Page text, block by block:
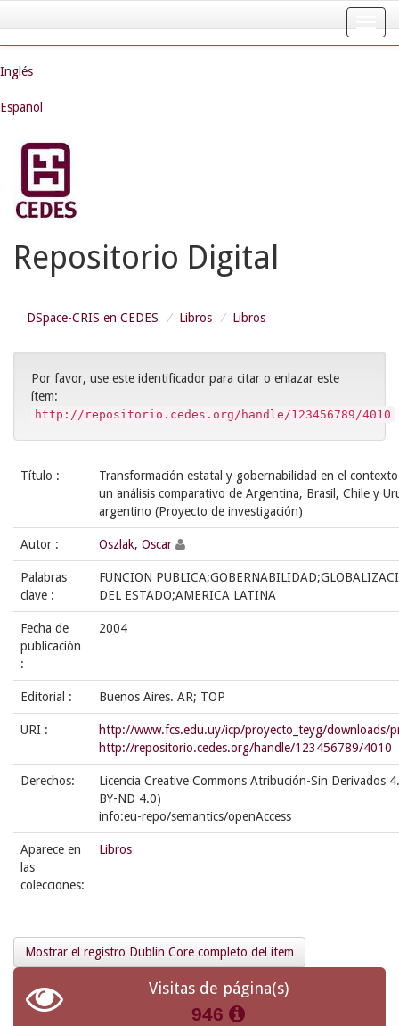
navigation
Inglés
Español
Repositorio Digital
DSpace-CRIS en CEDES Libros Libros
Por favor, use este identificador para citar o enlazar este
ítem:
http://repositorio.cedes.org/handle/123456789/4010
Título :
Transformación estatal y gobernabilidad en el
un análisis comparativo de Argentina, Brasil, Chile y
argentino (Proyecto de investigación)
Autor : Oszlak, Oscar
Palabras
clave :
FUNCION
DEL ESTADO;AMERICA LATINA
Fecha de
publicación
:
2004
Editorial : Buenos Aires. AR; TOP
URI :
http://www.fcs.edu.uy/icp/proyecto_teyg/downloads/
http://repositorio.cedes.org/handle/123456789/4010
Derechos:
Licencia Creative Commons Atribución-Sin Derivados
BY-ND 4.0)
info:eu-repo/semantics/openAccess
Aparece en
las
colecciones:
Libros
Mostrar el registro Dublin Core completo del ítem
Visitas de página(s)
946